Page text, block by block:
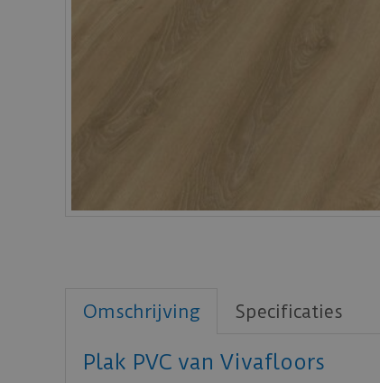
Omschrijving Specificaties
Plak PVC van Vivafloors